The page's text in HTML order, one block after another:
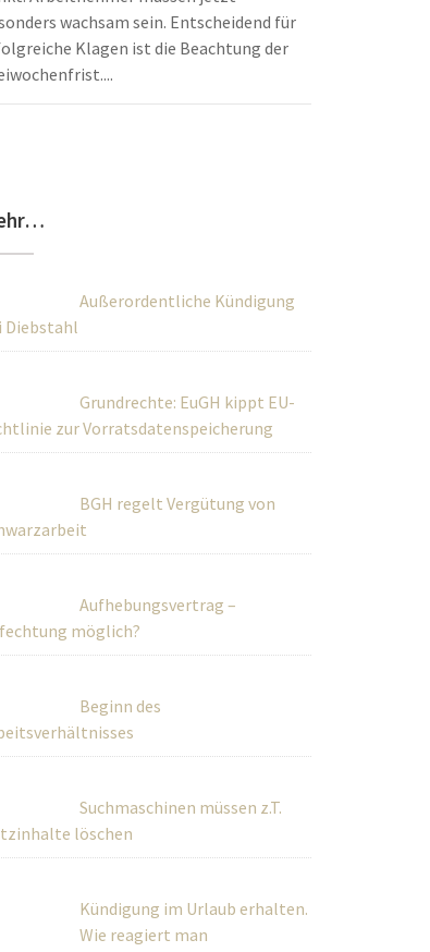
wachsam sein. Entscheidend für
Klagen ist die Beachtung der
Außerordentliche Kündigung
Diebstahl
Grundrechte: EuGH kippt EU-
zur Vorratsdatenspeicherung
BGH regelt Vergütung von
Aufhebungsvertrag –
möglich?
Beginn des
Suchmaschinen müssen z.T.
löschen
Kündigung im Urlaub erhalten.
reagiert man sinnvollerweise?